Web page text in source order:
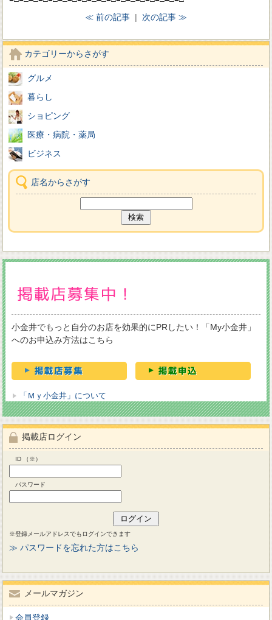
≪ 前の記事 | 次の記事 ≫
カテゴリーからさがす
グルメ
暮らし
ショピング
医療・病院・薬局
ビジネス
店名からさがす
小金井でもっと自分のお店を効果的にPRしたい！「My小金井」
へのお申込み方法はこちら
「Ｍｙ小金井」について
掲載店ログイン
ID （※）
パスワード
※登録メールアドレスでもログインできます
≫ パスワードを忘れた方はこちら
メールマガジン
会員登録